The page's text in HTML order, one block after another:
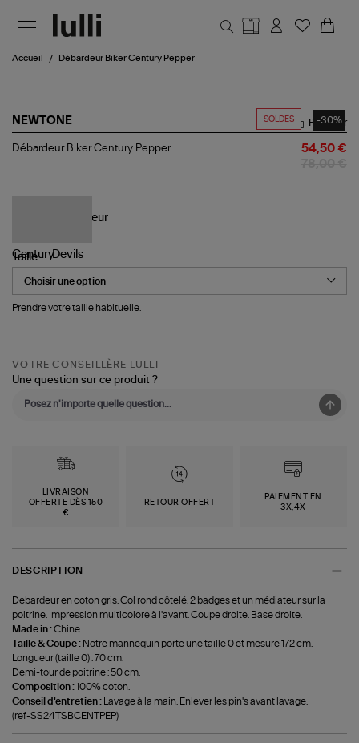
Accueil Débardeur Biker Century Pepper
SOLDES -30%
NEWTONE
Débardeur
Partager
Débardeur Biker Century Pepper 54,50 €
Taille
Prendre votre taille habituelle.
VOTRE CONSEILLÈRE LULLI
Une question sur ce produit ?
LIVRAISON
OFFERTE DÈS 150
€
RETOUR OFFERT
PAIEMENT EN
3X,4X
DESCRIPTION
Debardeur en coton gris. Col rond côtelé. 2 badges et un médiateur sur la
poitrine. Impression multicolore à l'avant. Coupe droite. Base droite.
Made in :Chine.
Taille & Coupe : Notre mannequin porte une taille 0 et mesure 172 cm.
Longueur (taille 0) : 70 cm.
Demi-tour de poitrine : 50 cm.
Composition :100% coton.
Conseil d'entretien :
Lavage à la main. Enlever les pin's avant lavage.
(ref-SS24TSBCENTPEP)